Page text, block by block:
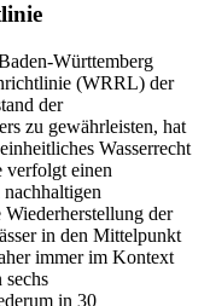
Württemberg
(WRRL) der
der
zu gewährleisten, hat
Wasserrecht
verfolgt einen
der
in den Mittelpunkt
immer im Kontext
sechs
in 30